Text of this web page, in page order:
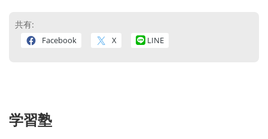
共有:
Facebook X LINE
学習塾